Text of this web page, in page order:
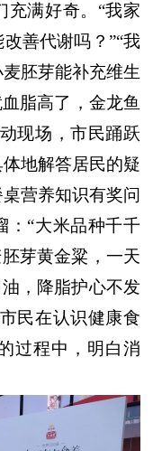
充满好奇。“我家
善代谢吗？”“我
胚芽能补充维生
脂高了，金龙鱼
现场，市民踊跃
地解答居民的疑
营养知识有奖问
：“大米品种千千
芽黄金粱，一天
，降脂护心不发
民在认识健康食
过程中，明白消